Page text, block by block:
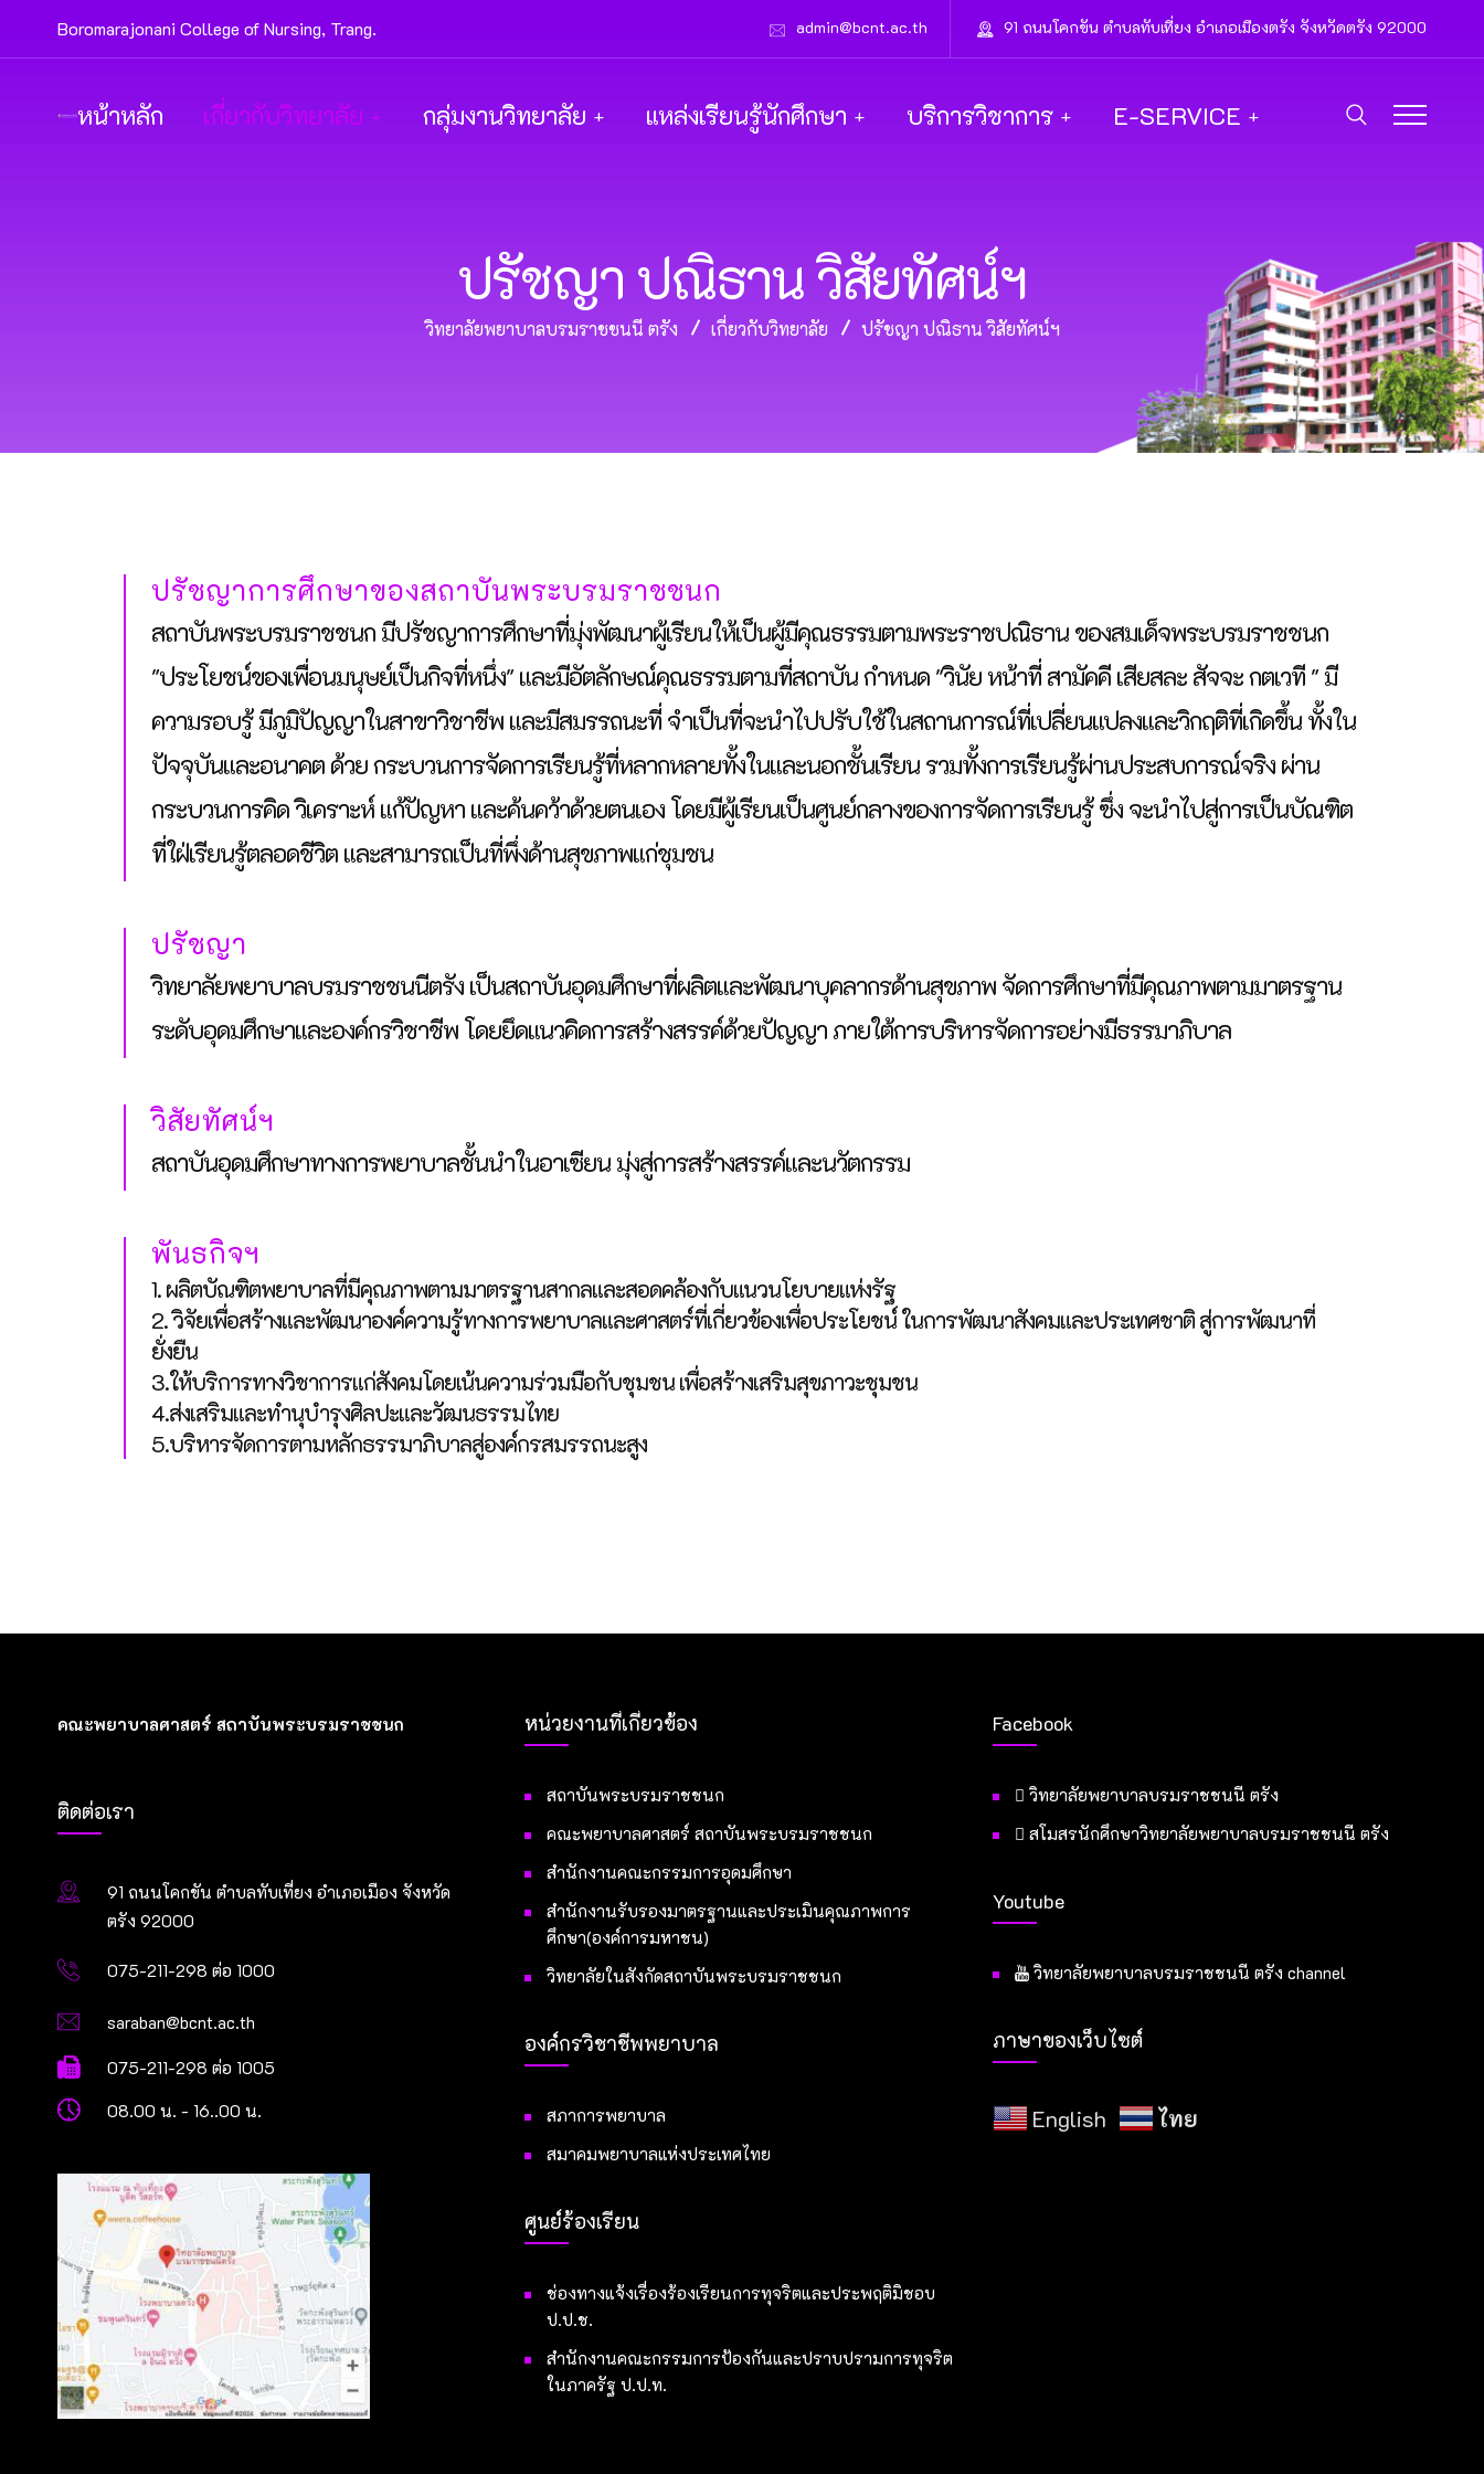
Boromarajonani College of Nursing, Trang. admin@bcnt.ac.th 91 ถนนโคกขัน ตำบลทับเที่ยง อำเภอเมืองตรัง จังหวัดตรัง 92000
หน้าหลัก เกี่ยวกับวิทยาลัย กลุ่มงานวิทยาลัย แหล่งเรียนรู้นักศึกษา บริการวิชาการ E-SERVICE
ปรัชญา ปณิธาน วิสัยทัศน์ฯ
วิทยาลัยพยาบาลบรมราชชนนี ตรัง เกี่ยวกับวิทยาลัย ปรัชญา ปณิธาน วิสัยทัศน์ฯ
ปรัชญาการศึกษาของสถาบันพระบรมราชชนก
สถาบันพระบรมราชชนก มีปรัชญาการศึกษาที่มุ่งพัฒนาผู้เรียนให้เป็นผู้มีคุณธรรมตามพระราชปณิธาน ของสมเด็จพระบรมราชชนก
"ประโยชน์ของเพื่อนมนุษย์เป็นกิจที่หนึ่ง" และมีอัตลักษณ์คุณธรรมตามที่สถาบัน กำหนด "วินัย หน้าที่ สามัคคี เสียสละ สัจจะ กตเวที " มี
ความรอบรู้ มีภูมิปัญญาในสาขาวิชาชีพ และมีสมรรถนะที่ จำเป็นที่จะนำไปปรับใช้ในสถานการณ์ที่เปลี่ยนแปลงและวิกฤติที่เกิดขึ้น ทั้งใน
ปัจจุบันและอนาคต ด้วย กระบวนการจัดการเรียนรู้ที่หลากหลายทั้งในและนอกชั้นเรียน รวมทั้งการเรียนรู้ผ่านประสบการณ์จริง ผ่าน
กระบวนการคิด วิเคราะห์ แก้ปัญหา และค้นคว้าด้วยตนเอง โดยมีผู้เรียนเป็นศูนย์กลางของการจัดการเรียนรู้ ซึ่ง จะนำไปสู่การเป็นบัณฑิต
ที่ใฝ่เรียนรู้ตลอดชีวิต และสามารถเป็นที่พึ่งด้านสุขภาพแก่ชุมชน
ปรัชญา
วิทยาลัยพยาบาลบรมราชชนนีตรัง เป็นสถาบันอุดมศึกษาที่ผลิตและพัฒนาบุคลากรด้านสุขภาพ จัดการศึกษาที่มีคุณภาพตามมาตรฐาน
ระดับอุดมศึกษาและองค์กรวิชาชีพ โดยยึดแนวคิดการสร้างสรรค์ด้วยปัญญา ภายใต้การบริหารจัดการอย่างมีธรรมาภิบาล
วิสัยทัศน์ฯ
สถาบันอุดมศึกษาทางการพยาบาลชั้นนำในอาเซียน มุ่งสู่การสร้างสรรค์และนวัตกรรม
พันธกิจฯ
1. ผลิตบัณฑิตพยาบาลที่มีคุณภาพตามมาตรฐานสากลและสอดคล้องกับแนวนโยบายแห่งรัฐ
2. วิจัยเพื่อสร้างและพัฒนาองค์ความรู้ทางการพยาบาลและศาสตร์ที่เกี่ยวข้องเพื่อประโยชน์ ในการพัฒนาสังคมและประเทศชาติ สู่การพัฒนาที่
ยั่งยืน
3.ให้บริการทางวิชาการแก่สังคมโดยเน้นความร่วมมือกับชุมชน เพื่อสร้างเสริมสุขภาวะชุมชน
4.ส่งเสริมและทำนุบำรุงศิลปะและวัฒนธรรมไทย
5.บริหารจัดการตามหลักธรรมาภิบาลสู่องค์กรสมรรถนะสูง
คณะพยาบาลศาสตร์ สถาบันพระบรมราชชนก
ติดต่อเรา
91 ถนนโคกขัน ตำบลทับเที่ยง อำเภอเมือง จังหวัด
ตรัง 92000
075-211-298 ต่อ 1000
saraban@bcnt.ac.th
075-211-298 ต่อ 1005
08.00 น. - 16..00 น.
หน่วยงานที่เกี่ยวข้อง
สถาบันพระบรมราชชนก
คณะพยาบาลศาสตร์ สถาบันพระบรมราชชนก
สำนักงานคณะกรรมการอุดมศึกษา
สำนักงานรับรองมาตรฐานและประเมินคุณภาพการ
ศึกษา(องค์การมหาชน)
วิทยาลัยในสังกัดสถาบันพระบรมราชชนก
องค์กรวิชาชีพพยาบาล
สภาการพยาบาล
สมาคมพยาบาลแห่งประเทศไทย
ศูนย์ร้องเรียน
ช่องทางแจ้งเรื่องร้องเรียนการทุจริตและประพฤติมิชอบ
ป.ป.ช.
สำนักงานคณะกรรมการป้องกันและปราบปรามการทุจริต
ในภาครัฐ ป.ป.ท.
Facebook
วิทยาลัยพยาบาลบรมราชชนนี ตรัง
สโมสรนักศึกษาวิทยาลัยพยาบาลบรมราชชนนี ตรัง
Youtube
วิทยาลัยพยาบาลบรมราชชนนี ตรัง channel
ภาษาของเว็บไซต์
English ไทย